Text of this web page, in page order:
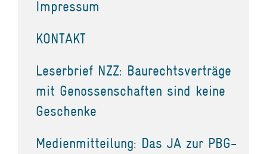
Impressum
KONTAKT
Leserbrief NZZ: Baurechtsverträge
mit Genossenschaften sind keine
Geschenke
Medienmitteilung: Das JA zur PBG-